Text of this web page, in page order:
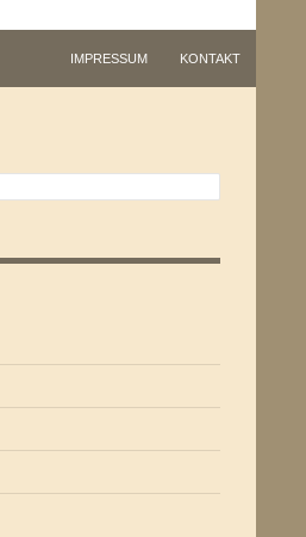
IMPRESSUM KONTAKT